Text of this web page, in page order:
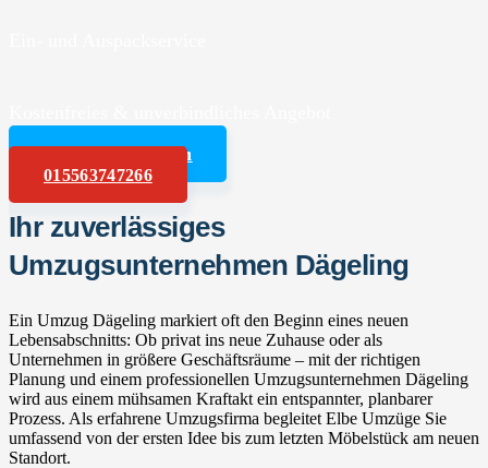
Angebot anfordern
015563747266
Ihr zuverlässiges
Umzugsunternehmen Dägeling
Ein Umzug Dägeling markiert oft den Beginn eines neuen
Lebensabschnitts: Ob privat ins neue Zuhause oder als
Unternehmen in größere Geschäftsräume – mit der richtigen
Planung und einem professionellen Umzugsunternehmen Dägeling
wird aus einem mühsamen Kraftakt ein entspannter, planbarer
Prozess. Als erfahrene Umzugsfirma begleitet Elbe Umzüge Sie
umfassend von der ersten Idee bis zum letzten Möbelstück am neuen
Standort.